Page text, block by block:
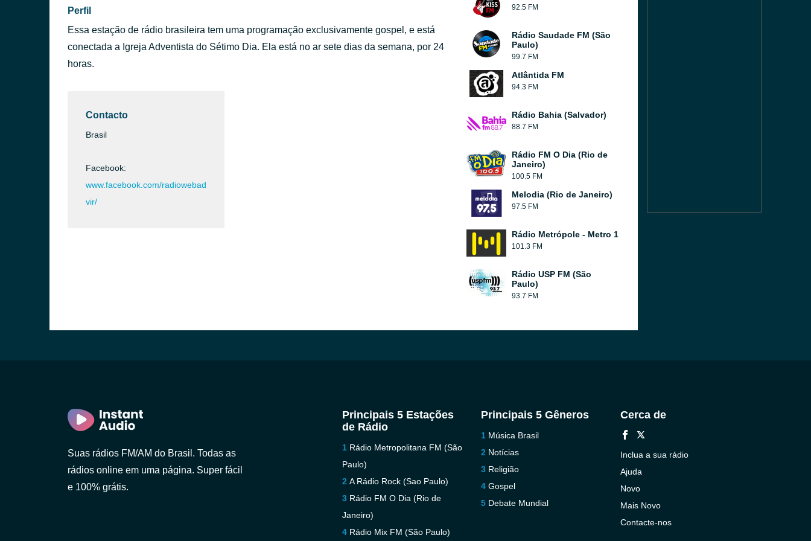
Perfil
Essa estação de rádio brasileira tem uma programação exclusivamente gospel, e está
conectada a Igreja Adventista do Sétimo Dia. Ela está no ar sete dias da semana, por 24
horas.
Contacto
Brasil
Facebook:
www.facebook.com/radiowebad
vir/
92.5 FM
Rádio Saudade FM (São
Paulo)
99.7 FM
Atlântida FM
94.3 FM
Rádio Bahia (Salvador)
88.7 FM
Rádio FM O Dia (Rio de
Janeiro)
100.5 FM
Melodia (Rio de Janeiro)
97.5 FM
Rádio Metrópole - Metro 1
101.3 FM
Rádio USP FM (São
Paulo)
93.7 FM
Suas rádios FM/AM do Brasil. Todas as
rádios online em uma página. Super fácil
e 100% grátis.
Principais 5 Estações
de Rádio
Rádio Metropolitana FM (São
Paulo)
A Rádio Rock (Sao Paulo)
Rádio FM O Dia (Rio de
Janeiro)
Rádio Mix FM (São Paulo)
Principais 5 Gêneros
Música Brasil
Notícias
Religião
Gospel
Debate Mundial
Cerca de
Inclua a sua rádio
Ajuda
Novo
Mais Novo
Contacte-nos